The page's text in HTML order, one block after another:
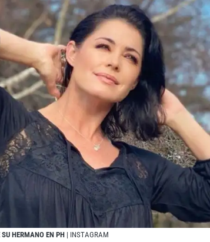
HERMANO EN PH | INSTAGRAM